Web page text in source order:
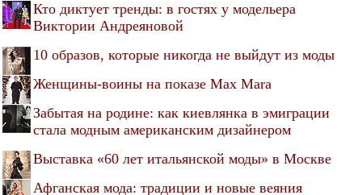
Кто диктует тренды: в гостях у модельера
Виктории Андреяновой
10 образов, которые никогда не выйдут из моды
Женщины-воины на показе Max Mara
Забытая на родине: как киевлянка в эмиграции
стала модным американским дизайнером
Выставка «60 лет итальянской моды» в Москве
Афганская мода: традиции и новые веяния